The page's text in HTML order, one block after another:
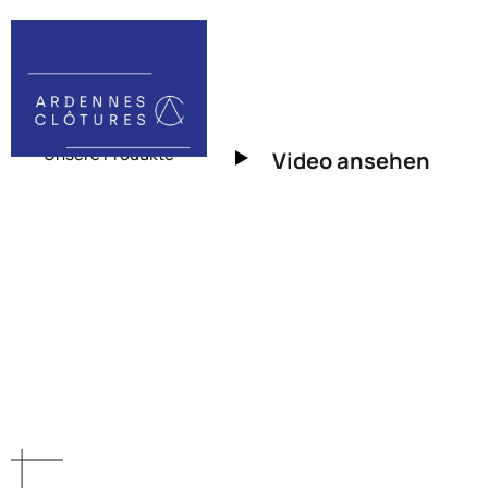
Unsere Produkte Video ansehen